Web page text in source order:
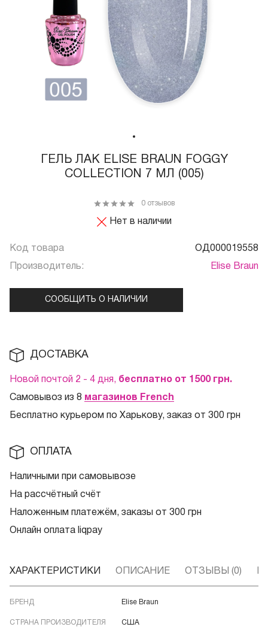
ГЕЛЬ ЛАК ELISE BRAUN FOGGY
COLLECTION 7 МЛ (005)
Нет в наличии
0 отзывов
Код товара ОД000019558
Производитель: Elise Braun
СООБЩИТЬ О НАЛИЧИИ
ДОСТАВКА
Новой почтой 2 - 4 дня, бесплатно от 1500 грн.
Самовывоз из 8 магазинов French
Бесплатно курьером по Харькову, заказ от 300 грн
ОПЛАТА
Наличными при самовывозе
На рассчётный счёт
Наложенным платежём, заказы от 300 грн
Онлайн оплата liqpay
ХАРАКТЕРИСТИКИ ОПИСАНИЕ ОТЗЫВЫ (0)
БРЕНД Elise Braun
СТРАНА ПРОИЗВОДИТЕЛЯ США